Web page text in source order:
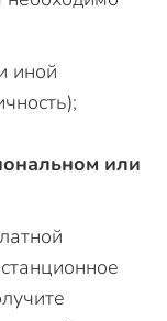
иной
или